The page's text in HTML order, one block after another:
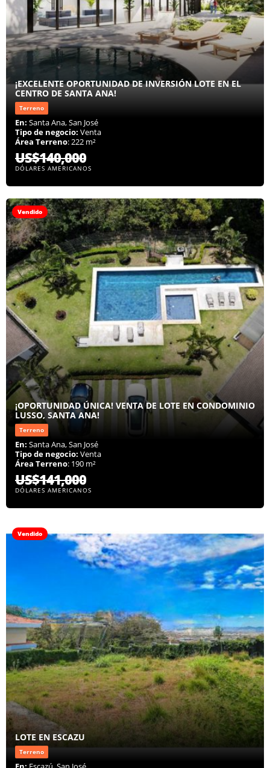
¡EXCELENTE OPORTUNIDAD DE INVERSIÓN LOTE EN EL
CENTRO DE SANTA ANA!
Terreno
En: Santa Ana, San José
Tipo de negocio: Venta
Área Terreno: 222 m²
US$140,000
DÓLARES AMERICANOS
Vendido
¡OPORTUNIDAD ÚNICA! VENTA DE LOTE EN CONDOMINIO
LUSSO, SANTA ANA!
Terreno
En: Santa Ana, San José
Tipo de negocio: Venta
Área Terreno: 190 m²
US$141,000
DÓLARES AMERICANOS
Vendido
LOTE EN ESCAZU
Terreno